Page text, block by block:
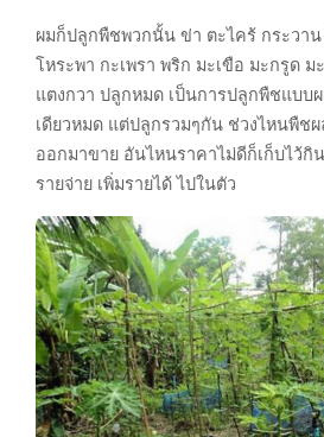
ผมก็ปลูกพืชพวกนั้น ข่า ตะไคร้ กระวา
โหระพา กะเพรา พริก มะเขือ มะกรูด
แตงกวา ปลูกหมด เป็นการปลูกพืชแบบ
เดียวหมด แต่ปลูกรวมๆกัน ช่วงไหนพืช
ออกมาขาย อันไหนราคาไม่ดีก็เก็บไว้กิน
รายจ่าย เพิ่มรายได้ ไปในตัว